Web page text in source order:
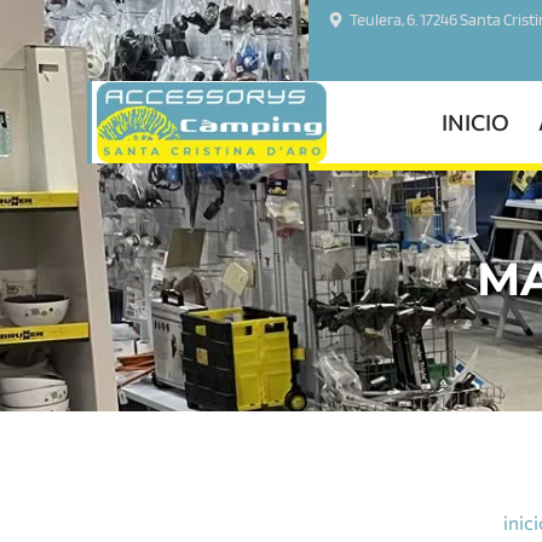
Teulera, 6. 17246 Santa
INICIO